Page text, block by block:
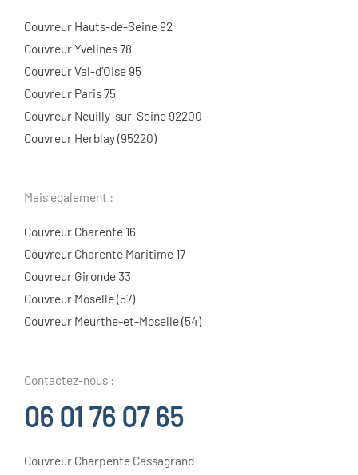
Couvreur Hauts-de-Seine 92
Couvreur Yvelines 78
Couvreur Val-d’Oise 95
Couvreur Paris 75
Couvreur Neuilly-sur-Seine 92200
Couvreur Herblay (95220)
Mais également :
Couvreur Charente 16
Couvreur Charente Maritime 17
Couvreur Gironde 33
Couvreur Moselle (57)
Couvreur Meurthe-et-Moselle (54)
Contactez-nous :
06 01 76 07 65
Couvreur Charpente Cassagrand